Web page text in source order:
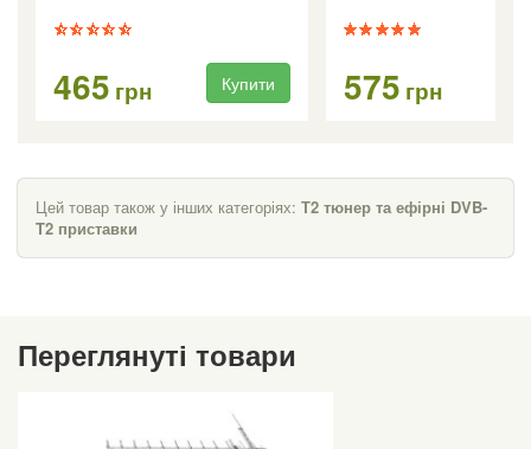
465 грн Купити 575 грн
Цей товар також у інших категоріях: Т2 тюнер та ефірні DVB-
T2 приставки
Переглянуті товари